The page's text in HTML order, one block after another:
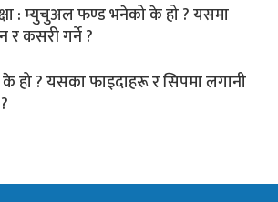
: म्युचुअल फण्ड भनेको के हो ? यसमा
र कसरी गर्ने ?
हो ? यसका फाइदाहरू र सिपमा लगानी